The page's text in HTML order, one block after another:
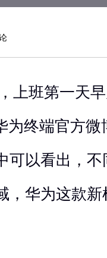
上班第一天
为终端官方
可以看出，
，华为这款